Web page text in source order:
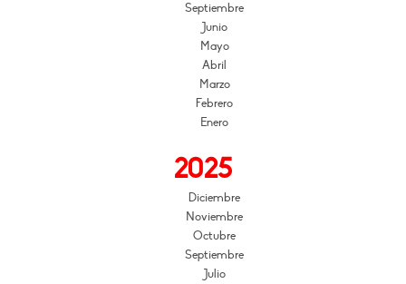
Septiembre
Junio
Mayo
Abril
Marzo
Febrero
Enero
2025
Diciembre
Noviembre
Octubre
Septiembre
Julio